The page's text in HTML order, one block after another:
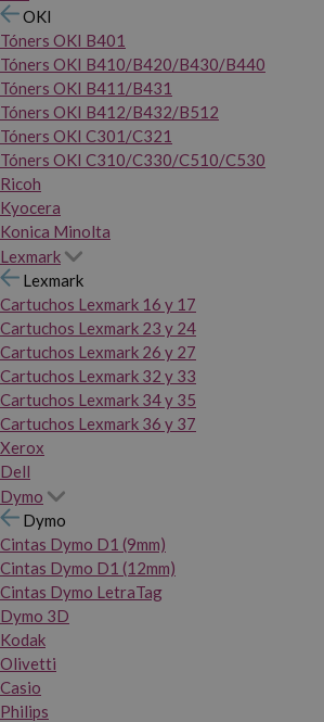
OKI
Tóners OKI B401
Tóners OKI B410/B420/B430/B440
Tóners OKI B411/B431
Tóners OKI B412/B432/B512
Tóners OKI C301/C321
Tóners OKI C310/C330/C510/C530
Ricoh
Kyocera
Konica Minolta
Lexmark
Lexmark
Cartuchos Lexmark 16 y 17
Cartuchos Lexmark 23 y 24
Cartuchos Lexmark 26 y 27
Cartuchos Lexmark 32 y 33
Cartuchos Lexmark 34 y 35
Cartuchos Lexmark 36 y 37
Xerox
Dell
Dymo
Dymo
Cintas Dymo D1 (9mm)
Cintas Dymo D1 (12mm)
Cintas Dymo LetraTag
Dymo 3D
Kodak
Olivetti
Casio
Philips